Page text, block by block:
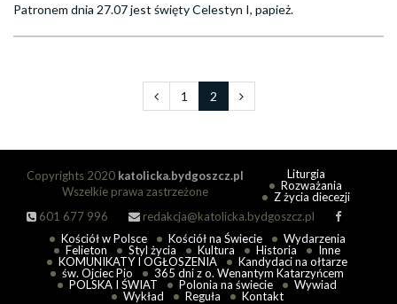
Patronem dnia 27.07 jest święty Celestyn I, papież.
1 2
Copyrights 2020 katolicka.bydgoszcz.pl
Wszelkie prawa zastrzeżone
601 677 996
redakcja@katolicka.bydgoszcz.pl
Liturgia
Rozważania
Z życia diecezji
Kościół w Polsce Kościół na Świecie
Wydarzenia
Felieton
Styl życia Kultura Historia
Inne
KOMUNIKATY I OGŁOSZENIA
Kandydaci na ołtarze
św. Ojciec Pio
365 dni z o. Wenantym Katarzyńcem
POLSKA I ŚWIAT
Polonia na świecie
Wywiad
Wykład
Reguła Kontakt